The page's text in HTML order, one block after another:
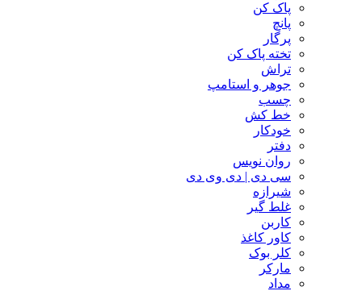
پاک کن
پانچ
پرگار
تخته پاک کن
تراش
جوهر و استامپ
چسب
خط کش
خودکار
دفتر
روان نویس
سی دی | دی وی دی
شیرازه
غلط گیر
کاربن
کاور کاغذ
کلر بوک
مارکر
مداد